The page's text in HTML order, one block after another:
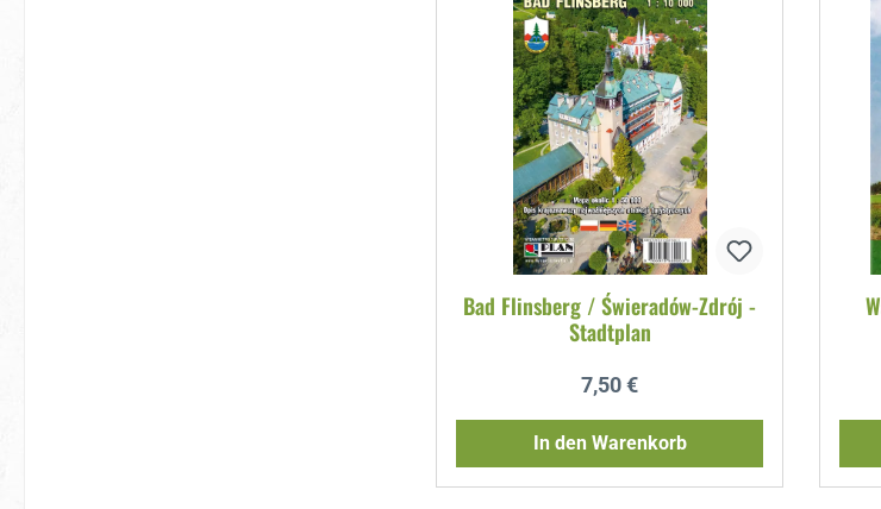
Bad Flinsberg / Świeradów-Zdrój -
Stadtplan
Regulärer Preis:
7,50 €
In den Warenkorb